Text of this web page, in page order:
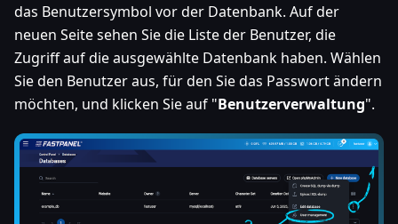
das Benutzersymbol vor der Datenbank. Auf der
neuen Seite sehen Sie die Liste der Benutzer, die
Zugriff auf die ausgewählte Datenbank haben. Wählen
Sie den Benutzer aus, für den Sie das Passwort ändern
möchten, und klicken Sie auf "Benutzerverwaltung".